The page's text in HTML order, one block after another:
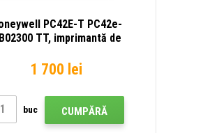
PC42E-T PC42e-
TT, imprimantă de
USB, Ethernet, negru
1 700 lei
buc CUMPĂRĂ